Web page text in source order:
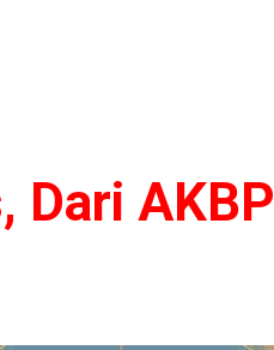
Dari AKBP